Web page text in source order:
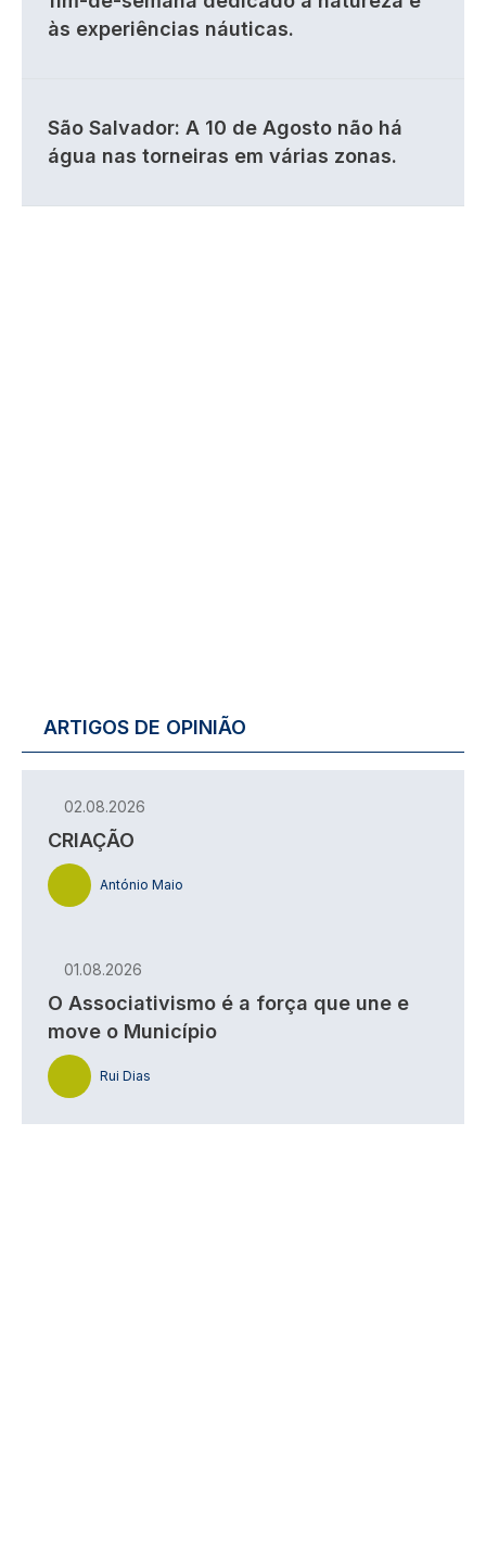
às experiências náuticas.
São Salvador: A 10 de Agosto não há
água nas torneiras em várias zonas.
ARTIGOS DE OPINIÃO
02.08.2026
CRIAÇÃO
António Maio
01.08.2026
O Associativismo é a força que une e
move o Município
Rui Dias